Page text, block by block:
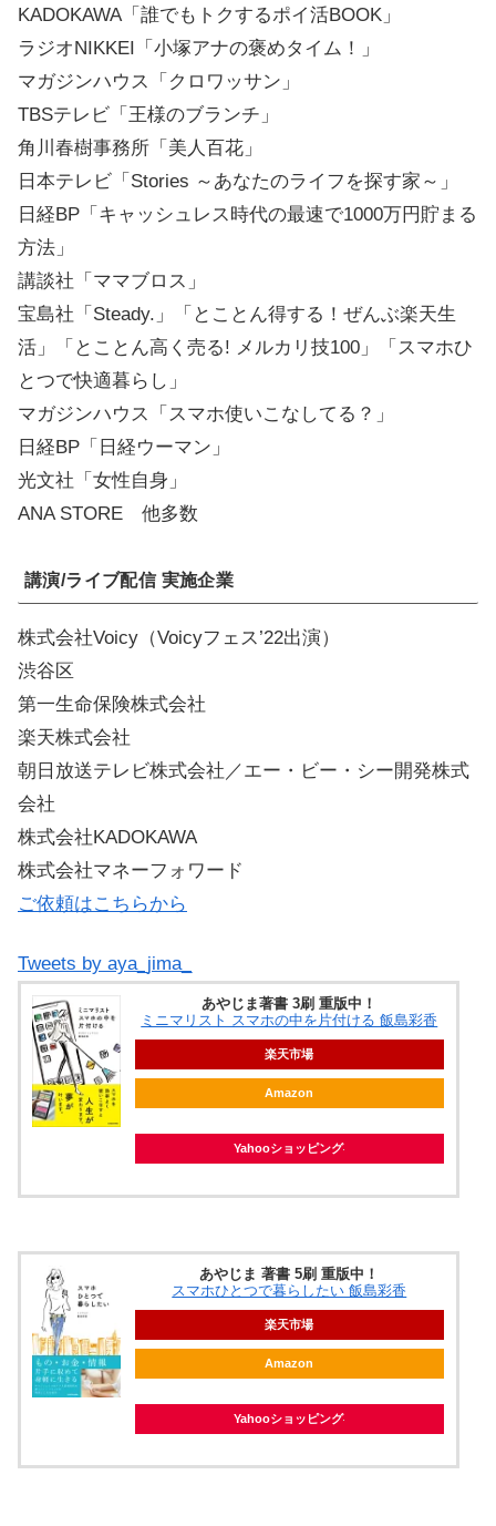
KADOKAWA「誰でもトクするポイ活BOOK」
ラジオNIKKEI「小塚アナの褒めタイム！」
マガジンハウス「クロワッサン」
TBSテレビ「王様のブランチ」
角川春樹事務所「美人百花」
日本テレビ「Stories ～あなたのライフを探す家～」
日経BP「キャッシュレス時代の最速で1000万円貯まる
方法」
講談社「ママブロス」
宝島社「Steady.」「とことん得する！ぜんぶ楽天生
活」「とことん高く売る! メルカリ技100」「スマホひ
とつで快適暮らし」
マガジンハウス「スマホ使いこなしてる？」
日経BP「日経ウーマン」
光文社「女性自身」
ANA STORE 他多数
講演/ライブ配信 実施企業
株式会社Voicy（Voicyフェス’22出演）
渋谷区
第一生命保険株式会社
楽天株式会社
朝日放送テレビ株式会社／エー・ビー・シー開発株式
会社
株式会社KADOKAWA
株式会社マネーフォワード
ご依頼はこちらから
Tweets by aya_jima_
あやじま著書 3刷 重版中！
ミニマリスト スマホの中を片付ける 飯島彩香
楽天市場
Amazon
Yahooショッピング
あやじま 著書 5刷 重版中！
スマホひとつで暮らしたい 飯島彩香
楽天市場
Amazon
Yahooショッピング